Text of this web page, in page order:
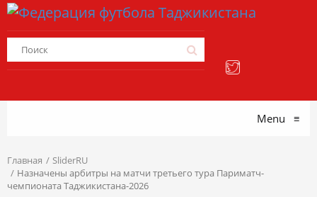
Menu ≡
Главная
SliderRU
Назначены арбитры на матчи третьего тура Париматч-
чемпионата Таджикистана-2026